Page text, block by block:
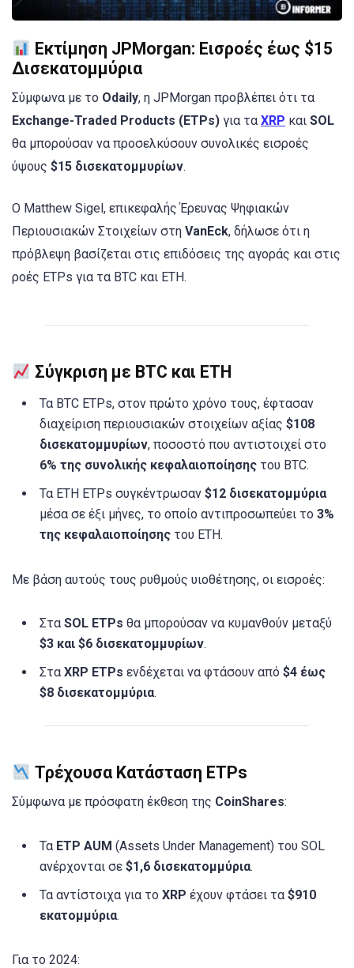
Εκτίμηση JPMorgan: Εισροές έως $15
Δισεκατομμύρια
Σύμφωνα με το Odaily, η JPMorgan προβλέπει ότι τα
Exchange-Traded Products (ETPs) για τα XRP και SOL
θα μπορούσαν να προσελκύσουν συνολικές εισροές
ύψους $15 δισεκατομμυρίων.
Ο Matthew Sigel, επικεφαλής Έρευνας Ψηφιακών
Περιουσιακών Στοιχείων στη VanEck, δήλωσε ότι η
πρόβλεψη βασίζεται στις επιδόσεις της αγοράς και στις
ροές ETPs για τα BTC και ETH.
Σύγκριση με BTC και ETH
Τα BTC ETPs, στον πρώτο χρόνο τους, έφτασαν
διαχείριση περιουσιακών στοιχείων αξίας $108
δισεκατομμυρίων, ποσοστό που αντιστοιχεί στο
6% της συνολικής κεφαλαιοποίησης του BTC.
Τα ETH ETPs συγκέντρωσαν $12 δισεκατομμύρια
μέσα σε έξι μήνες, το οποίο αντιπροσωπεύει το 3%
της κεφαλαιοποίησης του ETH.
Με βάση αυτούς τους ρυθμούς υιοθέτησης, οι εισροές:
Στα SOL ETPs θα μπορούσαν να κυμανθούν μεταξύ
$3 και $6 δισεκατομμυρίων.
Στα XRP ETPs ενδέχεται να φτάσουν από $4 έως
$8 δισεκατομμύρια.
Τρέχουσα Κατάσταση ETPs
Σύμφωνα με πρόσφατη έκθεση της CoinShares:
Τα ETP AUM (Assets Under Management) του SOL
ανέρχονται σε $1,6 δισεκατομμύρια.
Τα αντίστοιχα για το XRP έχουν φτάσει τα $910
εκατομμύρια.
Για το 2024: